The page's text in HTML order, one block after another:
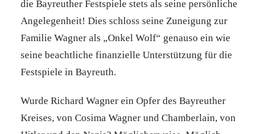
die Bayreuther Festspiele stets als seine persönliche
Angelegenheit! Dies schloss seine Zuneigung zur
Familie Wagner als „Onkel Wolf“ genauso ein wie
seine beachtliche finanzielle Unterstützung für die
Festspiele in Bayreuth.
Wurde Richard Wagner ein Opfer des Bayreuther
Kreises, von Cosima Wagner und Chamberlain, von